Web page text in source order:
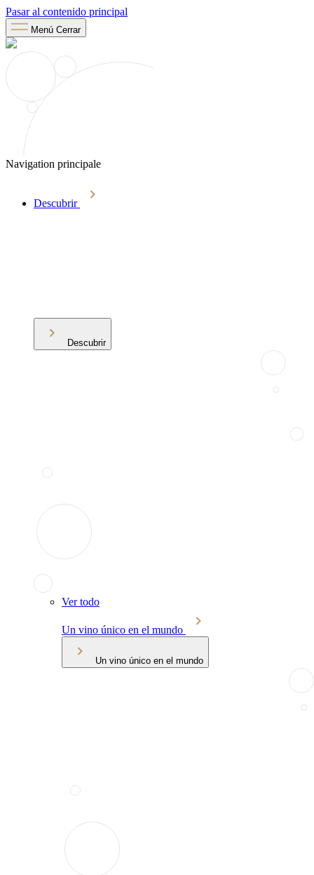
Pasar al contenido principal
Menú Cerrar
Navigation principale
Descubrir
Descubrir
Ver todo
Un vino único en el mundo
Un vino único en el mundo